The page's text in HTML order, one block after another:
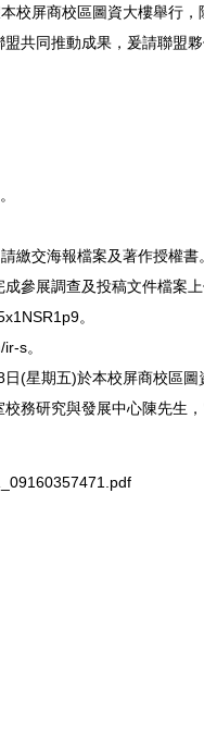
校屏商校區圖資大樓舉行
共同推動成果，爰請聯盟
繳交海報檔案及著作授權書。
參展調查及投稿文件檔案上
。
s。
(星期五)於本校屏商校區圖
務研究與發展中心陳先生